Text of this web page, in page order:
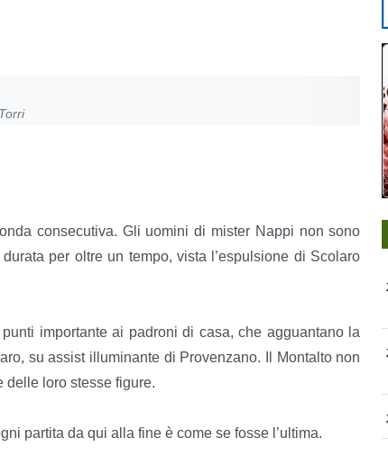
consecutiva. Gli uomini di mister Nappi non sono
per oltre un tempo, vista l’espulsione di Scolaro
importante ai padroni di casa, che agguantano la
su assist illuminante di Provenzano. Il Montalto non
delle loro stesse figure.
partita da qui alla fine è come se fosse l’ultima.